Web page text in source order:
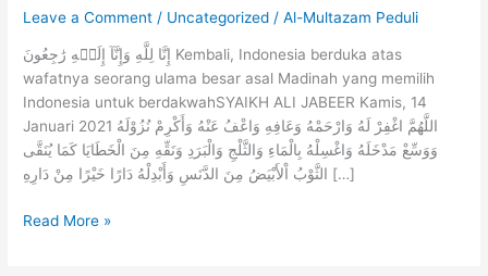
Leave a Comment / Uncategorized /Al-Multazam Peduli
إِنَّا لِلَّهِ وَإِنَّآ إِلَيۡهِ رَٰجِعُونَ Kembali, Indonesia berduka atas
wafatnya seorang ulama besar asal Madinah yang memilih
Indonesia untuk berdakwahSYAIKH ALI JABEER Kamis, 14
Januari 2021 اللَّهُمَّ اغْفِرْ لَهُ وَارْحَمْهُ وَعَافِهِ وَاعْفُ عَنْهُ وَأَكْرِمْ نُزُوْلَهُ
وَوَسِّعْ مَدْخَلَهُ وَاغْسِلْهُ بِالْمَاءِ وَالثَّلْجِ وَالْبَرَدِ وَنَقِّهِ مِنَ الْخَطَايَا كَمَا يُنَقَّى
الثَّوْبُ اْلأَبْيَضُ مِنَ الدَّنَسِ وَأَبْدِلْهُ دَارًا خَيْرًا مِنْ دَارِهِ […]
Wafat
Read More »